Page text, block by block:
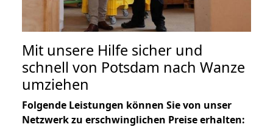
Mit unsere Hilfe sicher und
schnell von Potsdam nach Wanze
umziehen
Folgende Leistungen können Sie von unser
Netzwerk zu erschwinglichen Preise erhalten: